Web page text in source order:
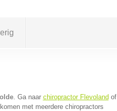
. Ga naar chiropractor Flevoland of
met meerdere chiropractors